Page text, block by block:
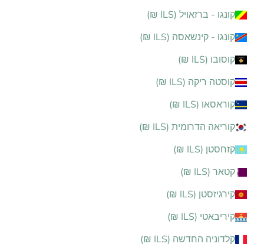
קונגו - ברזאויל (ILS ₪)
קונגו - קינשאסה (ILS ₪)
קוסובו (ILS ₪)
קוסטה ריקה (ILS ₪)
קוראסאו (ILS ₪)
קוריאה הדרומית (ILS ₪)
קזחסטן (ILS ₪)
קטאר (ILS ₪)
קירגיזסטן (ILS ₪)
קיריבאטי (ILS ₪)
קלדוניה החדשה (ILS ₪)